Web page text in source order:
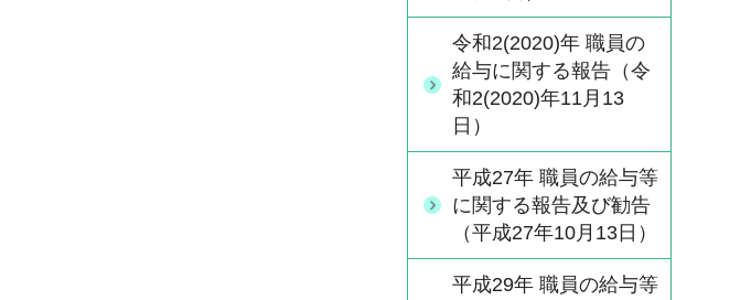
令和2(2020)年 職員の
給与に関する報告（令
和2(2020)年11月13
日）
平成27年 職員の給与等
に関する報告及び勧告
（平成27年10月13日）
平成29年 職員の給与等